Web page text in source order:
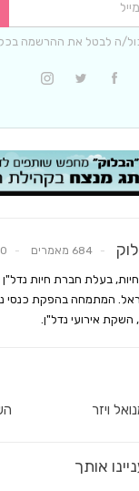
ה לבטל את ההרשמה
684 מאמרים 0 תגובות
בעלת חברת חיות נדל"ן
המתמחה בהפקת כנסי
השקת אירועי נדל"ן.
ויזר
אותך